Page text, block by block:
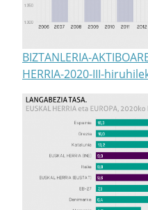
BIZTANLERIA-
HERRIA-2020-III-